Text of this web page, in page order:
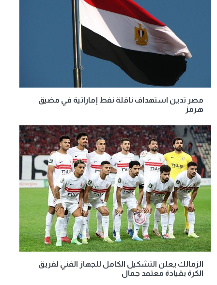
مصر تدين استهداف ناقلة نفط إماراتية في مضيق
هرمز
الزمالك يعلن التشكيل الكامل للجهاز الفني لفريق
الكرة بقيادة معتمد جمال